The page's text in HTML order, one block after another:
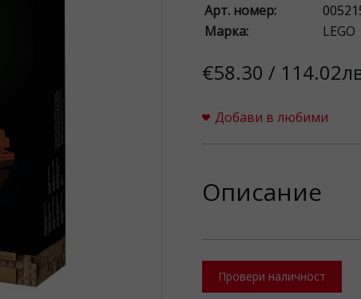
Арт. номер:
Марка:
LEGO
€58.30 /
Добави в любими
Описание
Провери наличност